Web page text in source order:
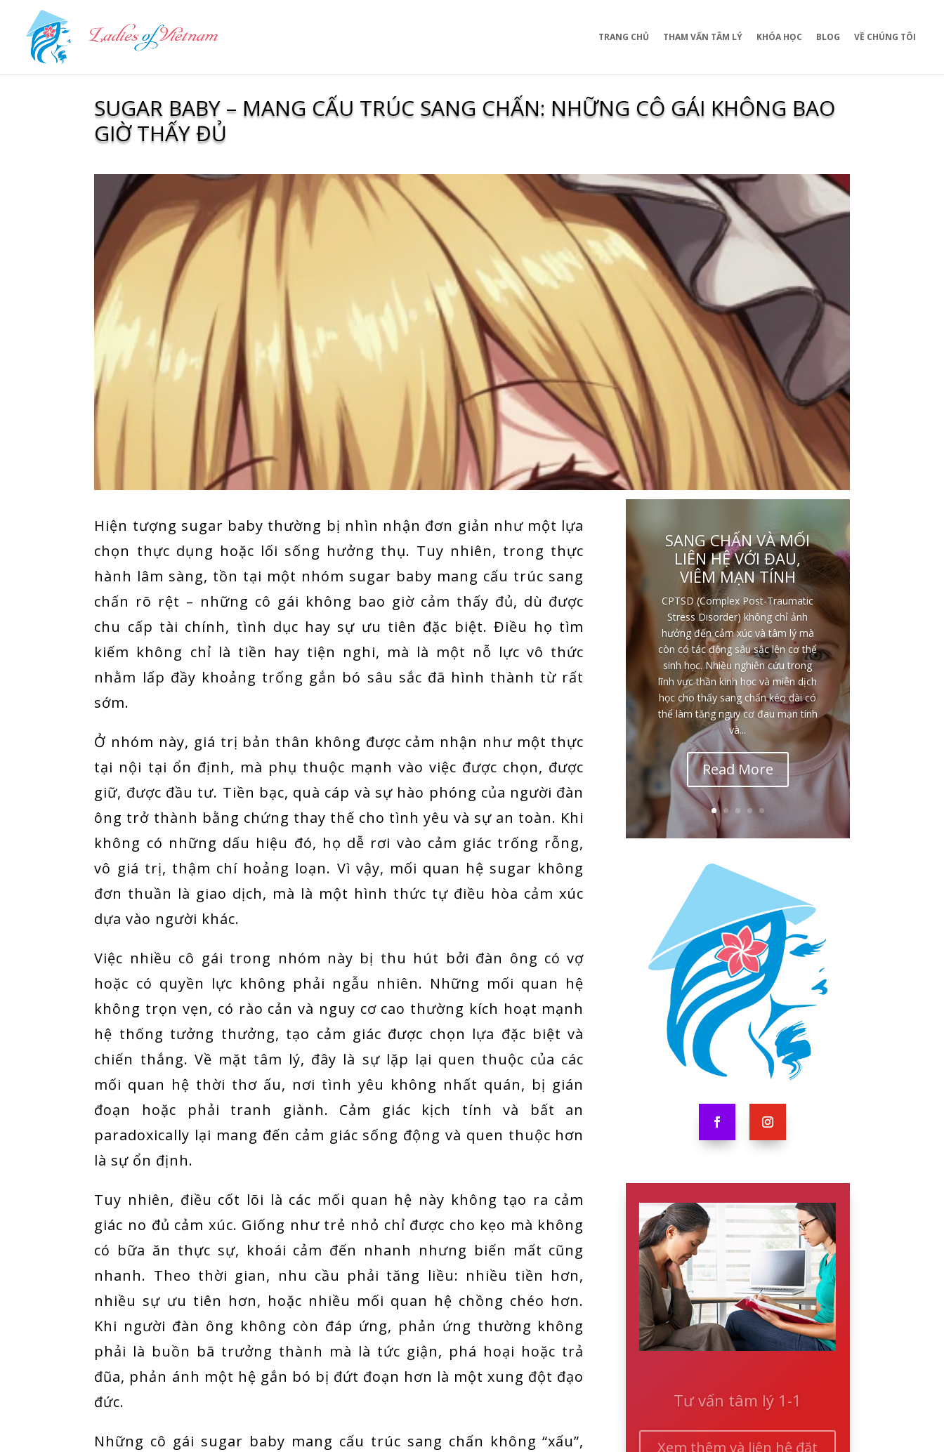
TRANG CHỦ THAM VẤN TÂM LÝ KHÓA HỌC BLOG VỀ CHÚNG TÔI
SUGAR BABY – MANG CẤU TRÚC SANG CHẤN: NHỮNG CÔ GÁI KHÔNG BAO
GIỜ THẤY ĐỦ
Hiện tượng sugar baby thường bị nhìn nhận đơn giản như một lựa
chọn thực dụng hoặc lối sống hưởng thụ. Tuy nhiên, trong thực
hành lâm sàng, tồn tại một nhóm sugar baby mang cấu trúc sang
chấn rõ rệt – những cô gái không bao giờ cảm thấy đủ, dù được
chu cấp tài chính, tình dục hay sự ưu tiên đặc biệt. Điều họ tìm
kiếm không chỉ là tiền hay tiện nghi, mà là một nỗ lực vô thức
nhằm lấp đầy khoảng trống gắn bó sâu sắc đã hình thành từ rất
sớm.
Ở nhóm này, giá trị bản thân không được cảm nhận như một thực
tại nội tại ổn định, mà phụ thuộc mạnh vào việc được chọn, được
giữ, được đầu tư. Tiền bạc, quà cáp và sự hào phóng của người đàn
ông trở thành bằng chứng thay thế cho tình yêu và sự an toàn. Khi
không có những dấu hiệu đó, họ dễ rơi vào cảm giác trống rỗng,
vô giá trị, thậm chí hoảng loạn. Vì vậy, mối quan hệ sugar không
đơn thuần là giao dịch, mà là một hình thức tự điều hòa cảm xúc
dựa vào người khác.
Việc nhiều cô gái trong nhóm này bị thu hút bởi đàn ông có vợ
hoặc có quyền lực không phải ngẫu nhiên. Những mối quan hệ
không trọn vẹn, có rào cản và nguy cơ cao thường kích hoạt mạnh
hệ thống tưởng thưởng, tạo cảm giác được chọn lựa đặc biệt và
chiến thắng. Về mặt tâm lý, đây là sự lặp lại quen thuộc của các
mối quan hệ thời thơ ấu, nơi tình yêu không nhất quán, bị gián
đoạn hoặc phải tranh giành. Cảm giác kịch tính và bất an
paradoxically lại mang đến cảm giác sống động và quen thuộc hơn
là sự ổn định.
Tuy nhiên, điều cốt lõi là các mối quan hệ này không tạo ra cảm
giác no đủ cảm xúc. Giống như trẻ nhỏ chỉ được cho kẹo mà không
có bữa ăn thực sự, khoái cảm đến nhanh nhưng biến mất cũng
nhanh. Theo thời gian, nhu cầu phải tăng liều: nhiều tiền hơn,
nhiều sự ưu tiên hơn, hoặc nhiều mối quan hệ chồng chéo hơn.
Khi người đàn ông không còn đáp ứng, phản ứng thường không
phải là buồn bã trưởng thành mà là tức giận, phá hoại hoặc trả
đũa, phản ánh một hệ gắn bó bị đứt đoạn hơn là một xung đột đạo
đức.
Những cô gái sugar baby mang cấu trúc sang chấn không “xấu”,
SANG CHẤN VÀ MỐI
LIÊN HỆ VỚI ĐAU,
VIÊM MẠN TÍNH
CPTSD (Complex Post-Traumatic
Stress Disorder) không chỉ ảnh
hưởng đến cảm xúc và tâm lý mà
còn có tác động sâu sắc lên cơ thể
sinh học. Nhiều nghiên cứu trong
lĩnh vực thần kinh học và miễn dịch
học cho thấy sang chấn kéo dài có
thể làm tăng nguy cơ đau mạn tính
và...
Read More
Tư vấn tâm lý 1-1
Xem thêm và liên hệ đặt